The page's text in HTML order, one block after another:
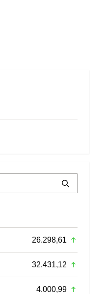
26.298,61
32.431,12
4.000,99